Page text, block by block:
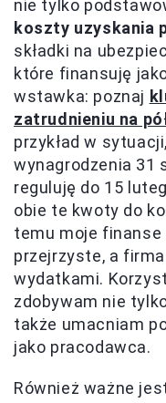
nie tylko
koszty uzyskania
składki na
które finansuję
wstawka: poznaj
zatrudnieniu na
przykład w
wynagrodzenia 31
reguluję do 15
obie te kwoty do
temu moje
przejrzyste, a
wydatkami.
zdobywam nie
także umacniam
jako pracodawca.
Również ważne